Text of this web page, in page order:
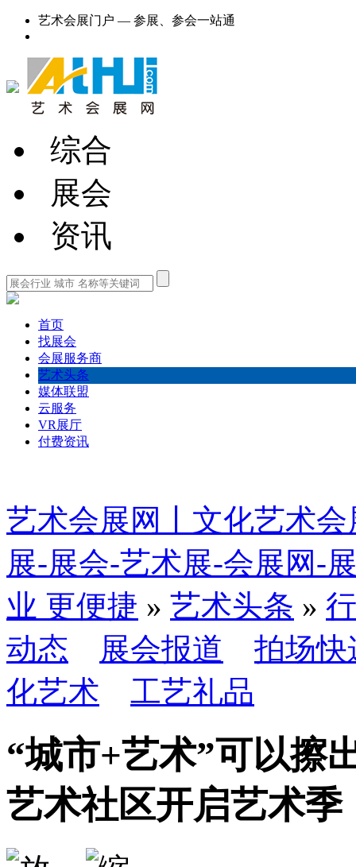
艺术会展门户 — 参展、参会一站通
综合
展会
资讯
首页
找展会
会展服务商
艺术头条
媒体联盟
云服务
VR展厅
付费资讯
艺术会展网丨文化艺术
展-展会-艺术展-会展网-
业 更便捷 » 艺术头条 »
动态
展会报道
拍场快
化艺术
工艺礼品
“城市+艺术”可以擦
艺术社区开启艺术季